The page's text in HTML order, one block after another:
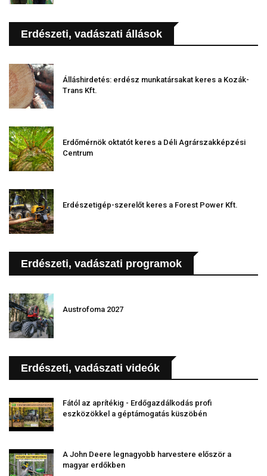
Erdészeti, vadászati állások
Álláshirdetés: erdész munkatársakat keres a Kozák-
Trans Kft.
Erdőmérnök oktatót keres a Déli Agrárszakképzési
Centrum
Erdészetigép-szerelőt keres a Forest Power Kft.
Erdészeti, vadászati programok
Austrofoma 2027
Erdészeti, vadászati videók
Fától az aprítékig - Erdőgazdálkodás profi
eszközökkel a géptámogatás küszöbén
A John Deere legnagyobb harvestere először a
magyar erdőkben